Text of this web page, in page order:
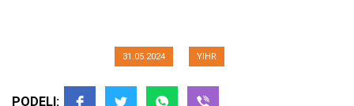
31.05.2024 YIHR
PODELI: